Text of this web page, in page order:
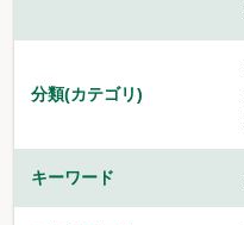
分類(カテゴリ)
キーワード